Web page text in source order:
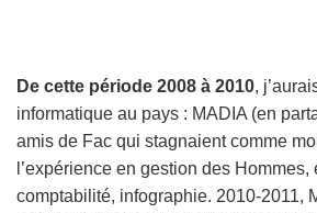
De cette période 2008 à 2010,
informatique au pays : MADIA (en
amis de Fac qui stagnaient comme
l’expérience en gestion des Hommes,
comptabilité, infographie. 2010-2011,